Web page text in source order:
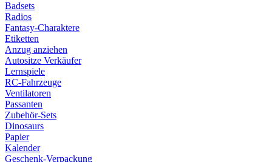
Badsets
Radios
Fantasy-Charaktere
Etiketten
Anzug anziehen
Autositze Verkäufer
Lernspiele
RC-Fahrzeuge
Ventilatoren
Passanten
Zubehör-Sets
Dinosaurs
Papier
Kalender
Geschenk-Verpackung